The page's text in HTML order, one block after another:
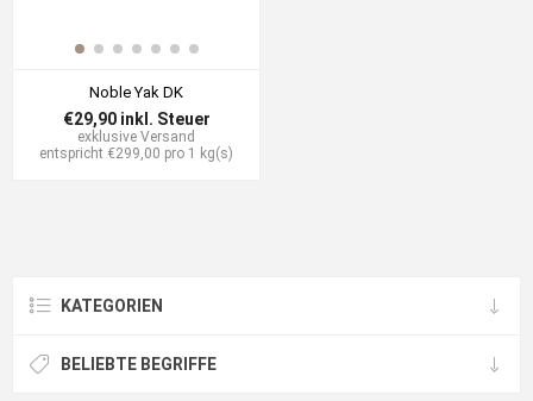
Noble Yak DK
€29,90 inkl. Steuer
exklusive Versand
entspricht €299,00 pro 1 kg(s)
KATEGORIEN
BELIEBTE BEGRIFFE